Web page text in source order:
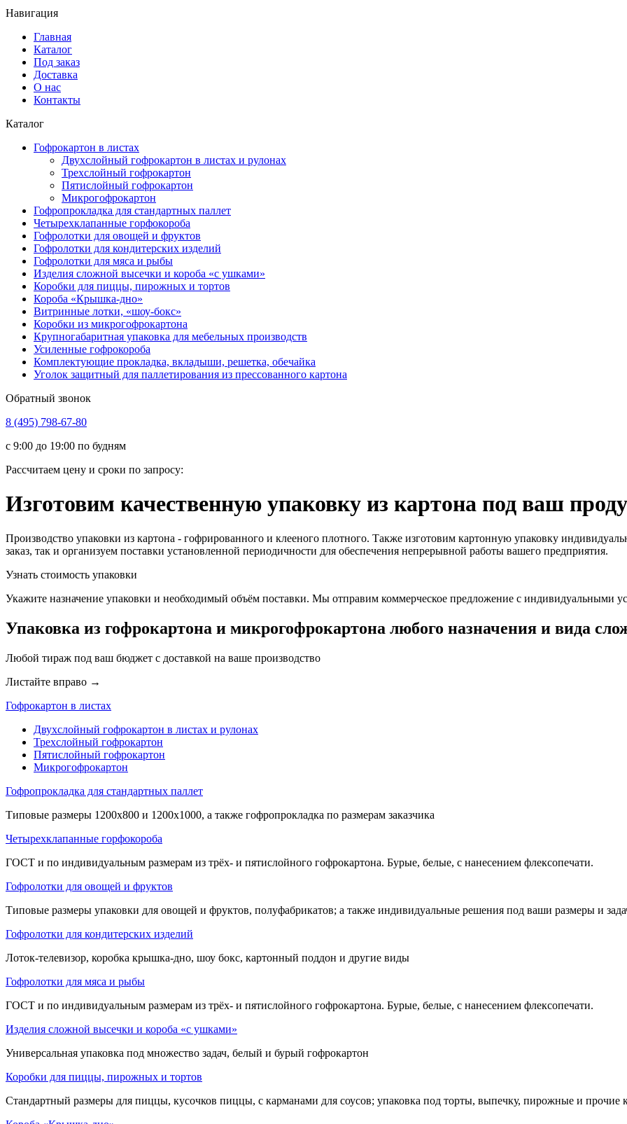
Навигация
Главная
Каталог
Под заказ
Доставка
О нас
Контакты
Каталог
Гофрокартон в листах
Двухслойный гофрокартон в листах и рулонах
Трехслойный гофрокартон
Пятислойный гофрокартон
Микрогофрокартон
Гофропрокладка для стандартных паллет
Четырехклапанные горфокороба
Гофролотки для овощей и фруктов
Гофролотки для кондитерских изделий
Гофролотки для мяса и рыбы
Изделия сложной высечки и короба «с ушками»
Коробки для пиццы, пирожных и тортов
Короба «Крышка-дно»
Витринные лотки, «шоу-бокс»
Коробки из микрогофрокартона
Крупногабаритная упаковка для мебельных производств
Усиленные гофрокороба
Комплектующие прокладка, вкладыши, решетка, обечайка
Уголок защитный для паллетирования из прессованного картона
Обратный звонок
8 (495) 798-67-80
с 9:00 до 19:00 по будням
Рассчитаем цену и сроки по запросу:
Изготовим качественную упаковку из картона под ваш
Производство упаковки из картона - гофрированного и клееного плотного. Также изготовим картонную упаковку
заказ, так и организуем поставки установленной периодичности для обеспечения непрерывной работы вашего предприятия.
Узнать стоимость упаковки
Укажите назначение упаковки и необходимый объём поставки. Мы отправим коммерческое предложение с индивидуальными
Упаковка из гофрокартона и микрогофрокартона любого назначения и вида
Любой тираж под ваш бюджет с доставкой на ваше производство
Листайте вправо →
Гофрокартон в листах
Двухслойный гофрокартон в листах и рулонах
Трехслойный гофрокартон
Пятислойный гофрокартон
Микрогофрокартон
Гофропрокладка для стандартных паллет
Типовые размеры 1200х800 и 1200х1000, а также гофропрокладка по размерам заказчика
Четырехклапанные горфокороба
ГОСТ и по индивидуальным размерам из трёх- и пятислойного гофрокартона. Бурые, белые, с нанесением флексопечати.
Гофролотки для овощей и фруктов
Типовые размеры упаковки для овощей и фруктов, полуфабрикатов; а также индивидуальные решения под ваши размеры и
Гофролотки для кондитерских изделий
Лоток-телевизор, коробка крышка-дно, шоу бокс, картонный поддон и другие виды
Гофролотки для мяса и рыбы
ГОСТ и по индивидуальным размерам из трёх- и пятислойного гофрокартона. Бурые, белые, с нанесением флексопечати.
Изделия сложной высечки и короба «с ушками»
Универсальная упаковка под множество задач, белый и бурый гофрокартон
Коробки для пиццы, пирожных и тортов
Стандартный размеры для пиццы, кусочков пиццы, с карманами для соусов; упаковка под торты, выпечку, пирожные и прочие